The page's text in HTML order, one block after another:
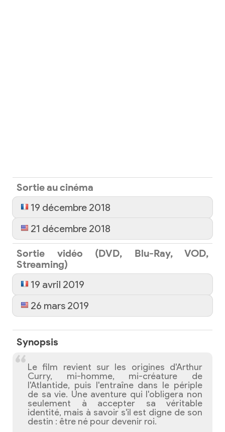
Sortie au cinéma
19 décembre 2018
21 décembre 2018
Sortie vidéo (DVD, Blu-Ray, VOD,
Streaming)
19 avril 2019
26 mars 2019
Synopsis
Le film revient sur les origines d'Arthur
Curry, mi-homme, mi-créature de
l'Atlantide, puis l'entraîne dans le périple
de sa vie. Une aventure qui l'obligera non
seulement à accepter sa véritable
identité, mais à savoir s'il est digne de son
destin : être né pour devenir roi.